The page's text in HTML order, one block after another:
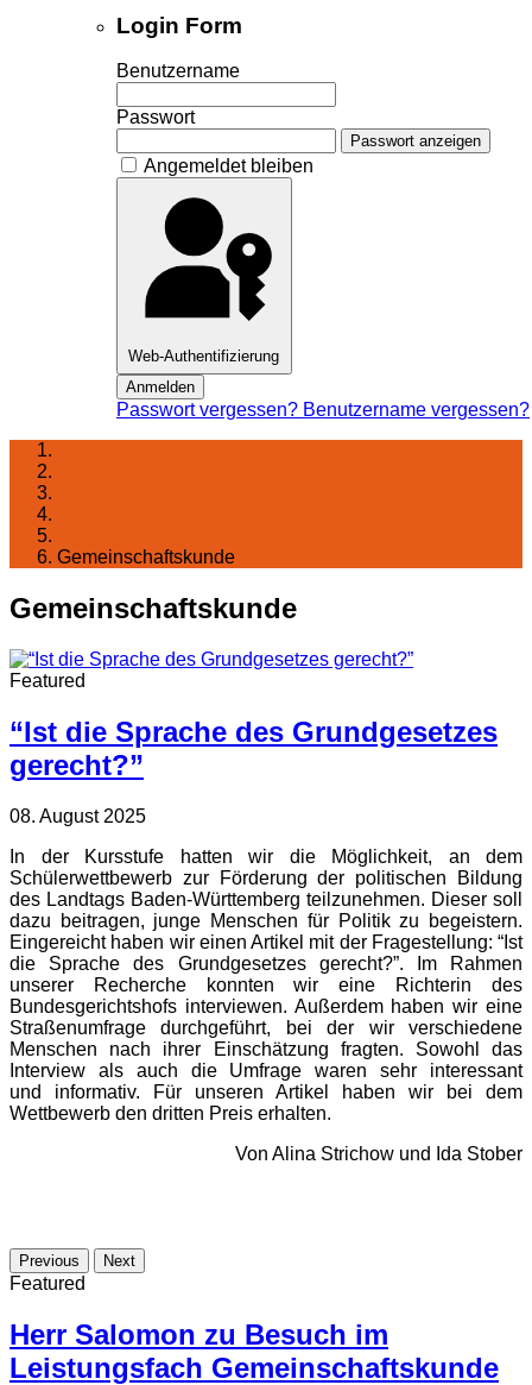
Login Form
Benutzername
Passwort
Passwort anzeigen
Angemeldet bleiben
Web-Authentifizierung
Anmelden
Passwort vergessen? Benutzername vergessen?
Gemeinschaftskunde
Gemeinschaftskunde
Featured
“Ist die Sprache des Grundgesetzes
gerecht?”
08. August 2025
In der Kursstufe hatten wir die Möglichkeit, an dem
Schülerwettbewerb zur Förderung der politischen Bildung
des Landtags Baden-Württemberg teilzunehmen. Dieser soll
dazu beitragen, junge Menschen für Politik zu begeistern.
Eingereicht haben wir einen Artikel mit der Fragestellung: “Ist
die Sprache des Grundgesetzes gerecht?”. Im Rahmen
unserer Recherche konnten wir eine Richterin des
Bundesgerichtshofs interviewen. Außerdem haben wir eine
Straßenumfrage durchgeführt, bei der wir verschiedene
Menschen nach ihrer Einschätzung fragten. Sowohl das
Interview als auch die Umfrage waren sehr interessant
und informativ. Für unseren Artikel haben wir bei dem
Wettbewerb den dritten Preis erhalten.
Von Alina Strichow und Ida Stober
Previous Next
Featured
Herr Salomon zu Besuch im
Leistungsfach Gemeinschaftskunde